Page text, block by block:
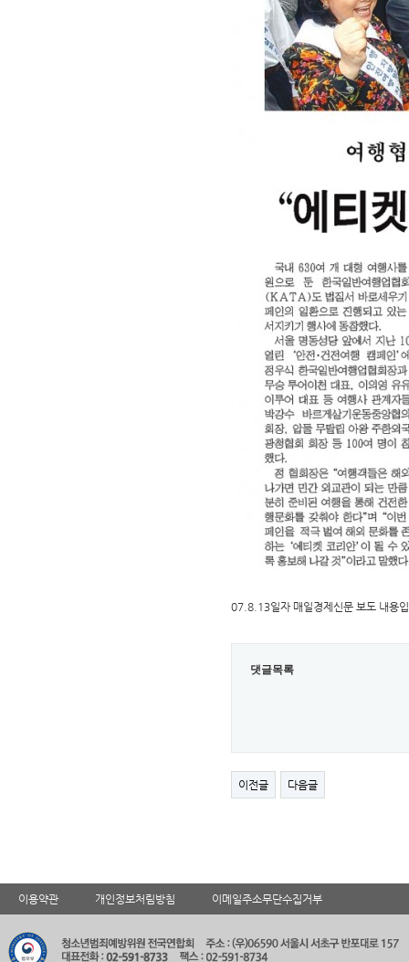
07.8.13일자 매일경제신문 보도 내용
댓글목록
이전글 다음글
이용약관 개인정보처림방침 이메일주소무단수집거부